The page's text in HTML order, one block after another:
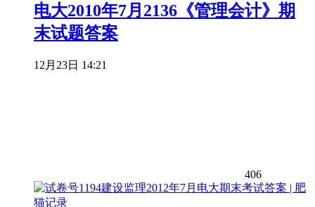
电大2010年7月2136《管理会计》期
末试题答案
12月23日 14:21
406